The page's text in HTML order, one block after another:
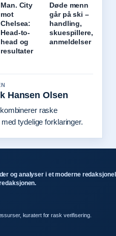
Man. City
mot
Chelsea:
Head-to-
head og
resultater
Døde menn
går på ski –
handling,
skuespillere,
anmeldelser
Hansen Olsen
raske
tydelige forklaringer.
og analyser i et moderne
kuratert for rask verifisering.